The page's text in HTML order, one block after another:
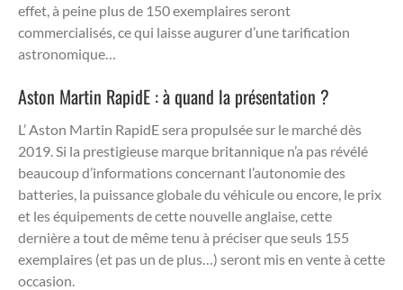
effet, à peine plus de 150 exemplaires seront
commercialisés, ce qui laisse augurer d’une tarification
astronomique…
Aston Martin RapidE : à quand la présentation ?
L’ Aston Martin RapidE sera propulsée sur le marché dès
2019. Si la prestigieuse marque britannique n’a pas révélé
beaucoup d’informations concernant l’autonomie des
batteries, la puissance globale du véhicule ou encore, le prix
et les équipements de cette nouvelle anglaise, cette
dernière a tout de même tenu à préciser que seuls 155
exemplaires (et pas un de plus…) seront mis en vente à cette
occasion.